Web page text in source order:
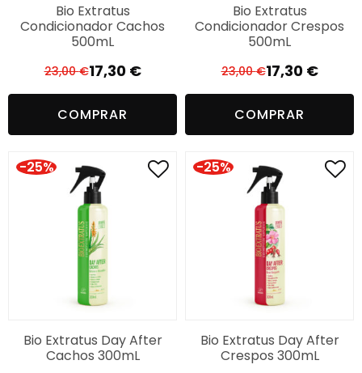
Bio Extratus
Condicionador Cachos
500mL
23,00€O
preço
original
era:
17,30 €
O
preço
atual
é:
COMPRAR
Bio Extratus
Condicionador Crespos
500mL
23,00€O
preço
original
era:
17,30 €
O
preço
atual
é:
COMPRAR
-25%
Bio Extratus Day After
Cachos 300mL
-25%
Bio Extratus Day After
Crespos 300mL